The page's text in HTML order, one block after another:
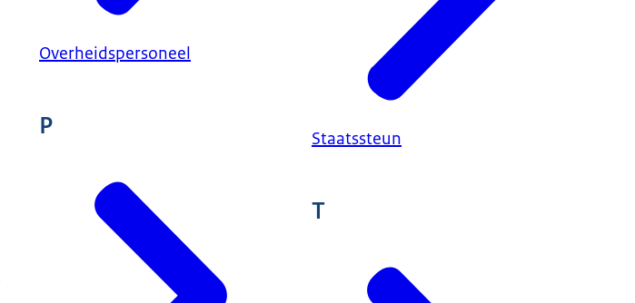
Overheidspersoneel
P Staatssteun
T